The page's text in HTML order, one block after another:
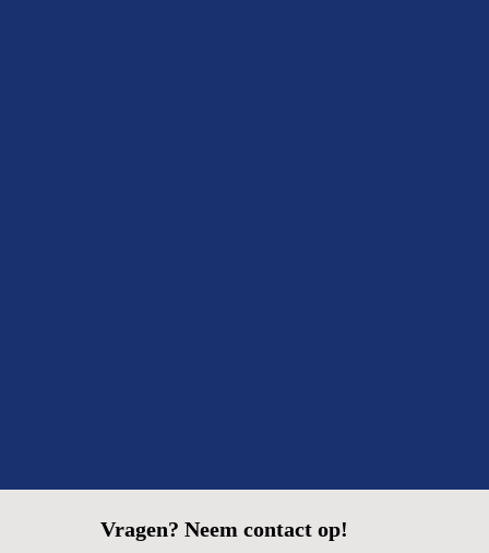
Vragen? Neem contact op!